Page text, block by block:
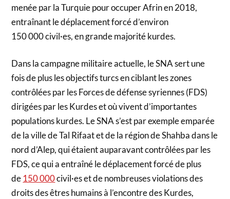
menée par la Turquie pour occuper Afrin en 2018,
entraînant le déplacement forcé d’environ
150 000 civil·es, en grande majorité kurdes.
Dans la campagne militaire actuelle, le SNA sert une
fois de plus les objectifs turcs en ciblant les zones
contrôlées par les Forces de défense syriennes (FDS)
dirigées par les Kurdes et où vivent d’importantes
populations kurdes. Le SNA s’est par exemple emparée
de la ville de Tal Rifaat et de la région de Shahba dans le
nord d’Alep, qui étaient auparavant contrôlées par les
FDS, ce qui a entraîné le déplacement forcé de plus
de 150 000civil·es et de nombreuses violations des
droits des êtres humains à l’encontre des Kurdes,